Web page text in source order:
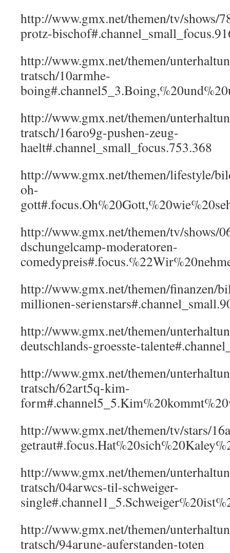
http://www.gmx.net/themen/tv/shows/
protz-
http://www.gmx.net/themen/
tratsch/10armhe-
http://www.gmx.net/themen/
tratsch/16aro9g-pushen-zeug-
haelt#.channel_small_focus.753.368
http://www.gmx.net/themen/lifestyle/
oh-
http://www.gmx.net/themen/tv/shows/
dschungelcamp-moderatoren-
http://www.gmx.net/themen/finanzen/
millionen-
http://www.gmx.net/themen/
deutschlands-groesste-
http://www.gmx.net/themen/
tratsch/62art5q-kim-
http://www.gmx.net/themen/tv/stars/
http://www.gmx.net/themen/
tratsch/04arwcs-til-schweiger-
http://www.gmx.net/themen/
tratsch/94arune-auferstanden-toten